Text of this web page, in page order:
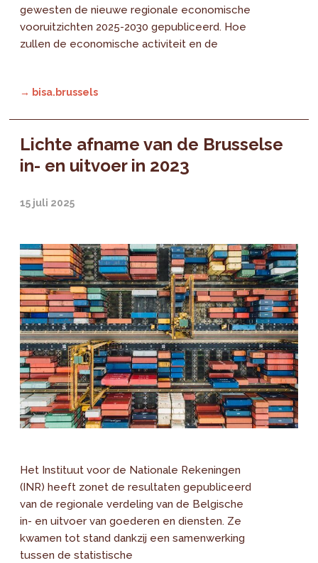
gewesten de nieuwe regionale economische
vooruitzichten 2025-2030 gepubliceerd. Hoe
zullen de economische activiteit en de
→ bisa.brussels
Lichte afname van de Brusselse
in- en uitvoer in 2023
15 juli 2025
Het Instituut voor de Nationale Rekeningen
(INR) heeft zonet de resultaten gepubliceerd
van de regionale verdeling van de Belgische
in- en uitvoer van goederen en diensten. Ze
kwamen tot stand dankzij een samenwerking
tussen de statistische